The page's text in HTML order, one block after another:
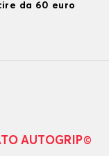
da 60 euro
AUTOGRIP©